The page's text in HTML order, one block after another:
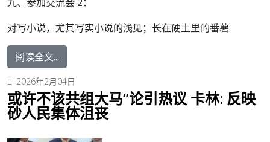
对写小说，尤其写实小说的浅见；长在硬土里的番薯
阅读全文...
2026年2月04日
或许不该共组大马”论引热议 卡林: 反映
砂人民集体沮丧